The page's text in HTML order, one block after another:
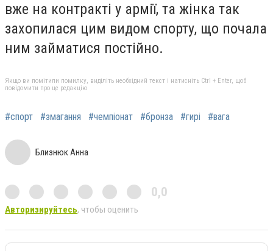
вже на контракті у армії, та жінка так
захопилася цим видом спорту, що почала
ним займатися постійно.
Якщо ви помітили помилку, виділіть необхідний текст і натисніть Ctrl + Enter, щоб
повідомити про це редакцію
#спорт #змагання #чемпіонат #бронза #гирі #вага
Близнюк Анна
0,0
Авторизируйтесь, чтобы оценить